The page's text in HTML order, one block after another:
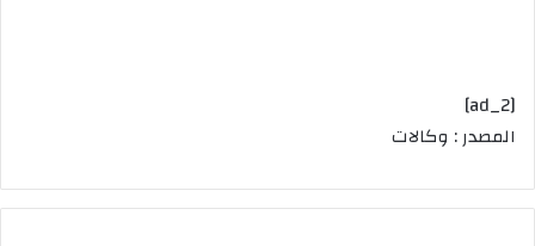
[ad_2]
المصدر : وكالات